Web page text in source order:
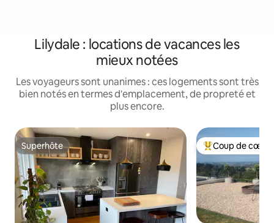
Lilydale : locations de vacances les
mieux notées
Les voyageurs sont unanimes : ces logements sont très
bien notés en termes d'emplacement, de propreté et
plus encore.
Superhôte
Superhôte Coups de cœur
Coup de cœur